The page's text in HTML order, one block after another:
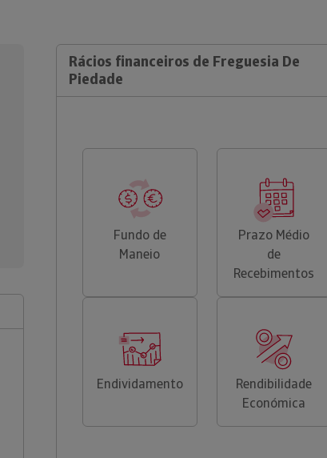
Rácios financeiros de Freguesia De
Piedade
Fundo de
Maneio
Prazo Médio
de
Recebimentos
Endividamento
Rendibilidade
Económica